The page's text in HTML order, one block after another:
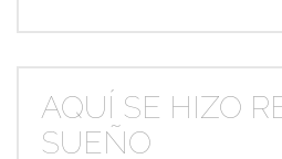
AQUÍ SE HIZO
SUEÑO